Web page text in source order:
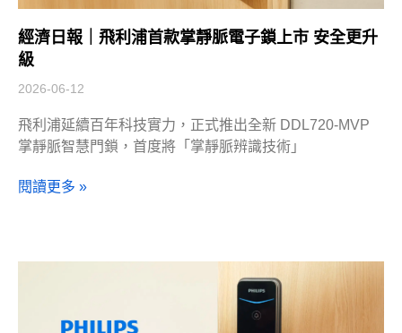
經濟日報｜飛利浦首款掌靜脈電子鎖上市 安全更升
級
2026-06-12
飛利浦延續百年科技實力，正式推出全新 DDL720-MVP
掌靜脈智慧門鎖，首度將「掌靜脈辨識技術」
閱讀更多 »